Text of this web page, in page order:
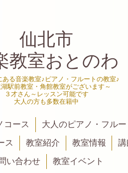
仙北市
教室おとのわ
ある音楽教室♪ピアノ・フルートの教室♪
湖駅前教室・角館教室がございます～
３才さん～レッスン可能です
大人の方も多数在籍中
コース 大人のピアノ・フル
ス 教室紹介 教室情報
い合わせ
教室イベント